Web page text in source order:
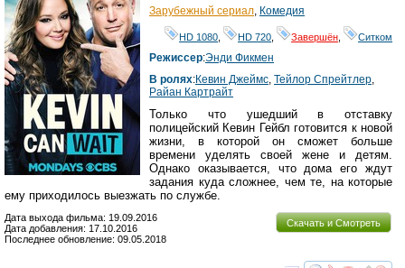
Зарубежный сериал, Комедия
HD 1080, HD 720, Завершён, Ситком
Режиссер:Энди Фикмен
В ролях:Кевин Джеймс, Тейлор Спрейтлер,
Райан Картрайт
Только что ушедший в отставку
полицейский Кевин Гейбл готовится к новой
жизни, в которой он сможет больше
времени уделять своей жене и детям.
Однако оказывается, что дома его ждут
задания куда сложнее, чем те, на которые
ему приходилось выезжать по службе.
Скачать и Смотреть
Дата выхода фильма: 19.09.2016
Дата добавления: 17.10.2016
Последнее обновление: 09.05.2018